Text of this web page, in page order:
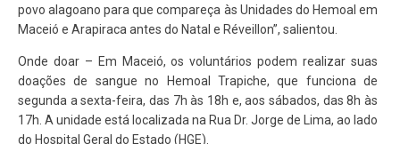
povo alagoano para que compareça às Unidades do Hemoal em
Maceió e Arapiraca antes do Natal e Réveillon”, salientou.
Onde doar – Em Maceió, os voluntários podem realizar suas
doações de sangue no Hemoal Trapiche, que funciona de
segunda a sexta-feira, das 7h às 18h e, aos sábados, das 8h às
17h. A unidade está localizada na Rua Dr. Jorge de Lima, ao lado
do Hospital Geral do Estado (HGE).